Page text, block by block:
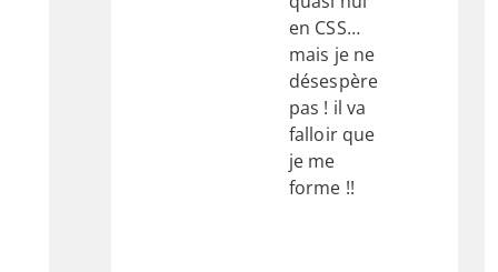
en CSS…
mais je ne
désespère
pas ! il va
falloir que
je me
forme !!